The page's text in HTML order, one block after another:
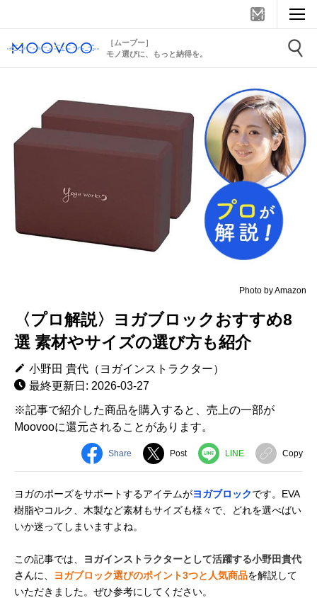
［ムーブー］
モノ選びに、もっと納得を。
Photo by Amazon
〈プロ解説〉ヨガブロックおすすめ8
選 素材やサイズの選び方も紹介
小野田 貴代（ヨガインストラクター）
最終更新日: 2026-03-27
※記事で紹介した商品を購入すると、売上の一部が
Moovooに還元されることがあります。
Share Post LINE Copy
ヨガのポーズをサポートするアイテムがヨガブロックです。EVA
樹脂やコルク、木製など素材もサイズも様々で、どれを選べばい
いか迷ってしまいますよね。
この記事では、
ヨガインストラクターとして活躍する小野田貴代
さんに、 ヨガブロック選びのポイント3つと人気商品を解説して
いただきました。ぜひ参考にしてください。